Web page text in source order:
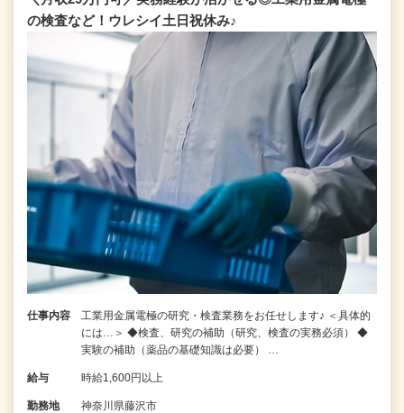
の検査など！ウレシイ土日祝休み♪
仕事内容
工業用金属電極の研究・検査業務をお任せします♪ ＜具体的
には…＞ ◆検査、研究の補助（研究、検査の実務必須） ◆
実験の補助（薬品の基礎知識は必要） …
給与 時給1,600円以上
勤務地 神奈川県藤沢市